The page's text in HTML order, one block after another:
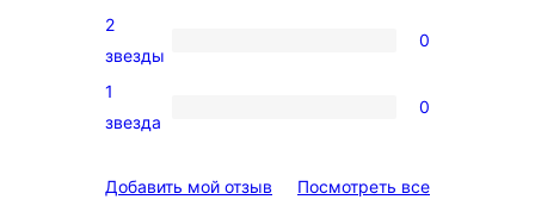
3-
звездный
0
2-
звездный
2
звезды
0
0
звездный
1
звезда
0
Добавить мой отзыв Посмотреть всеотзывы